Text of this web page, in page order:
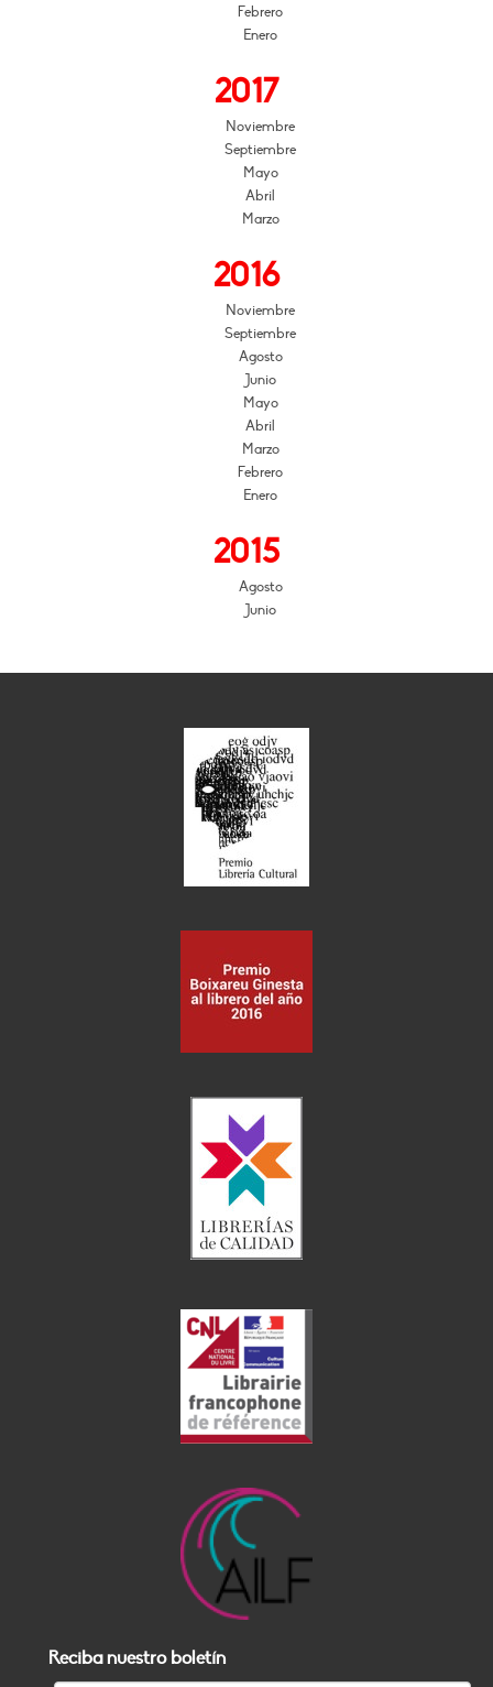
Febrero
Enero
2017
Noviembre
Septiembre
Mayo
Abril
Marzo
2016
Noviembre
Septiembre
Agosto
Junio
Mayo
Abril
Marzo
Febrero
Enero
2015
Agosto
Junio
Reciba nuestro boletín